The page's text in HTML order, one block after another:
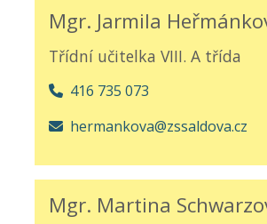
Mgr. Jarmila
Třídní učitelka VIII. A třída
416 735 073
hermankova@zssaldova.cz
Mgr. Martina